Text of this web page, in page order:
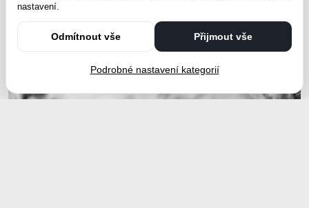
nastavení.
Odmítnout vše Přijmout vše
Podrobné nastavení kategorií